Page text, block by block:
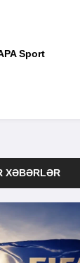
Sport
XƏBƏRLƏR